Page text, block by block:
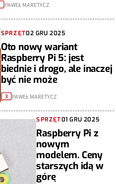
PAWEŁ MARETYCZ
SPRZĘT02 GRU 2025
Oto nowy wariant
Raspberry Pi 5: jest
biednie i drogo, ale inaczej
być nie może
3 PAWEŁ MARETYCZ
SPRZĘT01 GRU 2025
Raspberry Pi z
nowym
modelem. Ceny
starszych idą w
górę